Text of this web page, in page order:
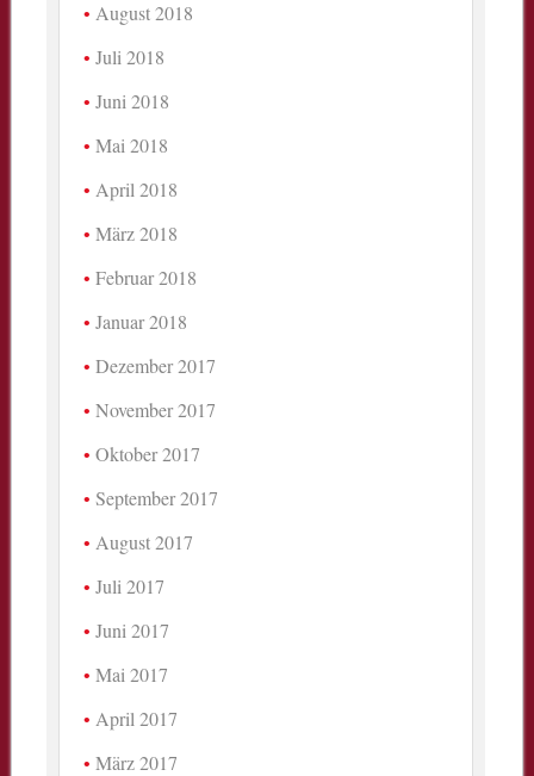
August 2018
Juli 2018
Juni 2018
Mai 2018
April 2018
März 2018
Februar 2018
Januar 2018
Dezember 2017
November 2017
Oktober 2017
September 2017
August 2017
Juli 2017
Juni 2017
Mai 2017
April 2017
März 2017